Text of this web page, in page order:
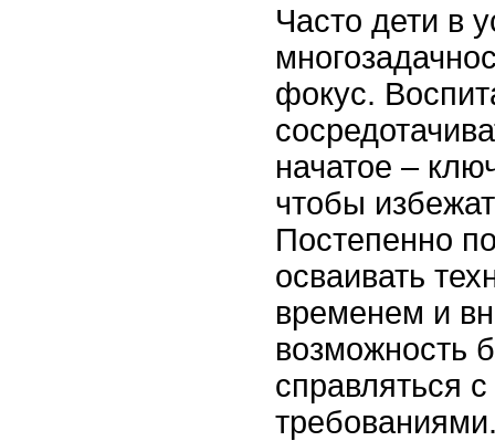
Часто дети в
фокус.
начатое –
чтобы
Постепенно
осваивать
временем и
возможность
справляться